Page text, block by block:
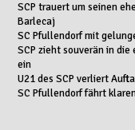
SCP trauert um seinen
Barlecaj
SC Pfullendorf mit
SCP zieht souverän in
ein
U21 des SCP verliert
SC Pfullendorf fährt